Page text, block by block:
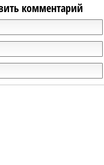
комментарий